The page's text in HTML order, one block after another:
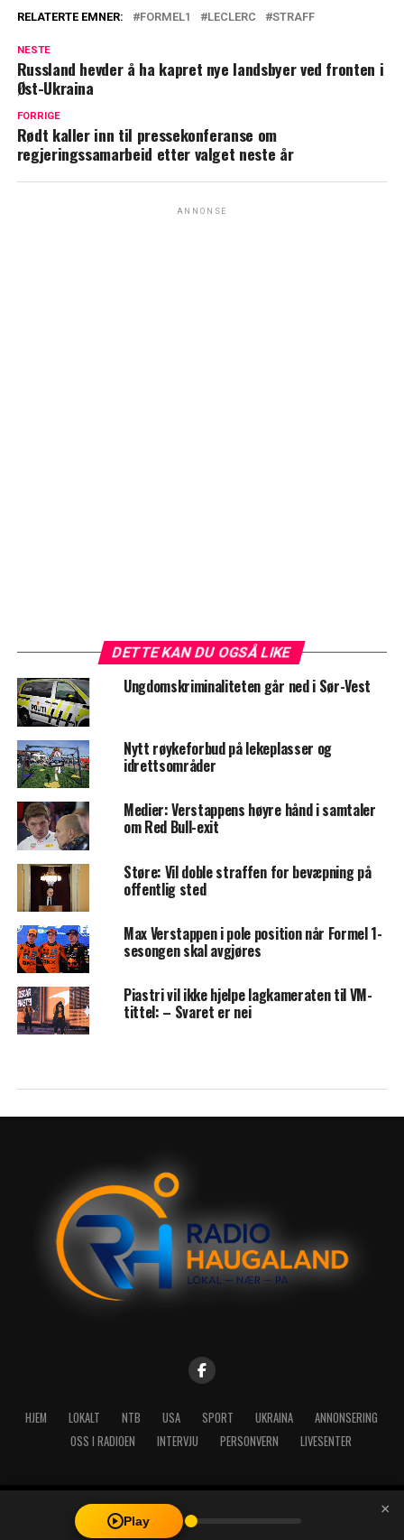
RELATERTE EMNER: FORMEL1 LECLERC STRAFF
NESTE
Russland hevder å ha kapret nye landsbyer ved fronten i
Øst-Ukraina
FORRIGE
Rødt kaller inn til pressekonferanse om
regjeringssamarbeid etter valget neste år
ANNONSE
DETTE KAN DU OGSÅ LIKE
Ungdomskriminaliteten går ned i Sør-Vest
Nytt røykeforbud på lekeplasser og
idrettsområder
Medier: Verstappens høyre hånd i samtaler
om Red Bull-exit
Støre: Vil doble straffen for bevæpning på
offentlig sted
Max Verstappen i pole position når Formel 1-
sesongen skal avgjøres
Piastri vil ikke hjelpe lagkameraten til VM-
tittel: – Svaret er nei
HJEM LOKALT NTB USA SPORT UKRAINA
ANNONSERING
OSS I RADIOEN
INTERVJU PERSONVERN LIVESENTER
Copyright © 2026 A-Media AS | Radio Haugaland - Haraldsgata 114,
5527 Haugesund - Mail: post@radioh.no - Telefon: 52717273
Play
×